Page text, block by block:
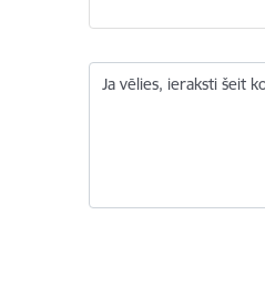
Ja vēlies, ieraksti šeit